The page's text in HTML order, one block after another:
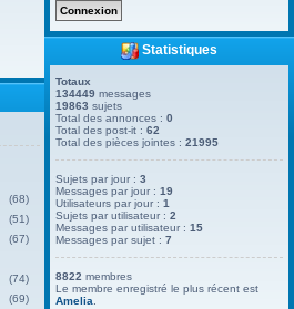
(68)
(51)
(67)
(74)
(69)
Statistiques
Totaux
134449 messages
19863 sujets
Total des annonces :0
Total des post-it :62
Total des pièces jointes :21995
Sujets par jour :3
Messages par jour :19
Utilisateurs par jour :1
Sujets par utilisateur :2
Messages par utilisateur :15
Messages par sujet :7
8822 membres
Le membre enregistré le plus récent est
Amelia